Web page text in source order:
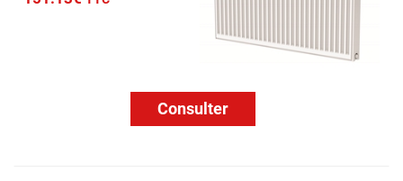
Consulter